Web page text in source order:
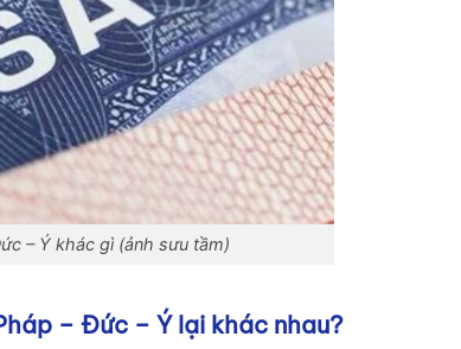
– Ý khác gì (ảnh sưu tầm)
– Đức – Ý lại khác nhau?